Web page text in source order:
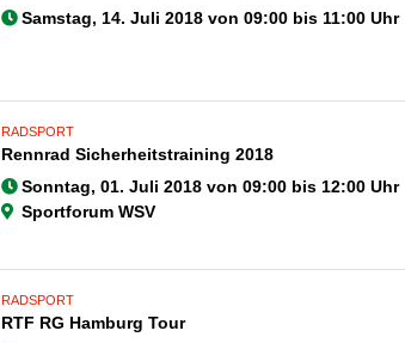
Samstag, 14. Juli 2018 von 09:00 bis 11:00 Uhr
RADSPORT
Rennrad Sicherheitstraining 2018
Sonntag, 01. Juli 2018 von 09:00 bis 12:00 Uhr
Sportforum WSV
RADSPORT
RTF RG Hamburg Tour